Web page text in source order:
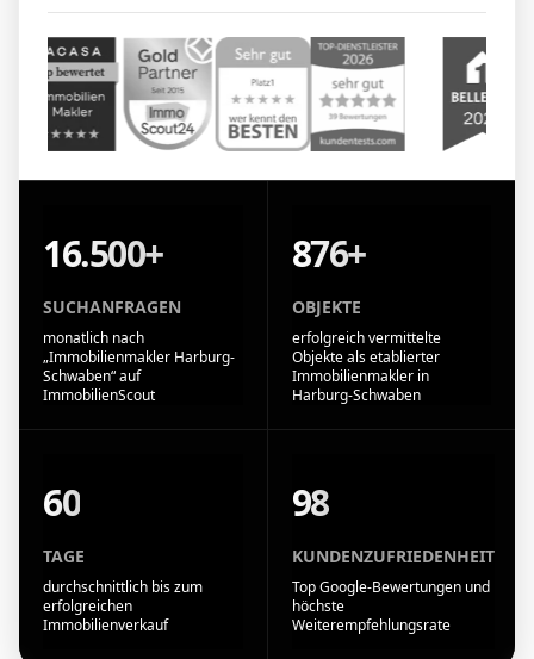
16.500+
SUCHANFRAGEN
monatlich nach
„Immobilienmakler Harburg-
Schwaben“ auf
ImmobilienScout
876+
OBJEKTE
erfolgreich vermittelte
Objekte als etablierter
Immobilienmakler in
Harburg-Schwaben
60
TAGE
durchschnittlich bis zum
erfolgreichen
Immobilienverkauf
98
KUNDENZUFRIEDENHEIT
Top Google-Bewertungen und
höchste
Weiterempfehlungsrate